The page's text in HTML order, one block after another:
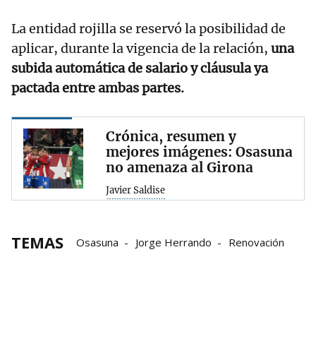
La entidad rojilla se reservó la posibilidad de
aplicar, durante la vigencia de la relación, una
subida automática de salario y cláusula ya
pactada entre ambas partes.
Crónica, resumen y
mejores imágenes: Osasuna
no amenaza al Girona
Javier Saldise
TEMAS Osasuna Jorge Herrando Renovación